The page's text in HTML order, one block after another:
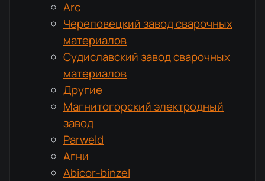
Arc
Череповецкий завод сварочных
материалов
Судиславский завод сварочных
материалов
Другие
Магнитогорский электродный
завод
Parweld
Агни
Abicor-binzel